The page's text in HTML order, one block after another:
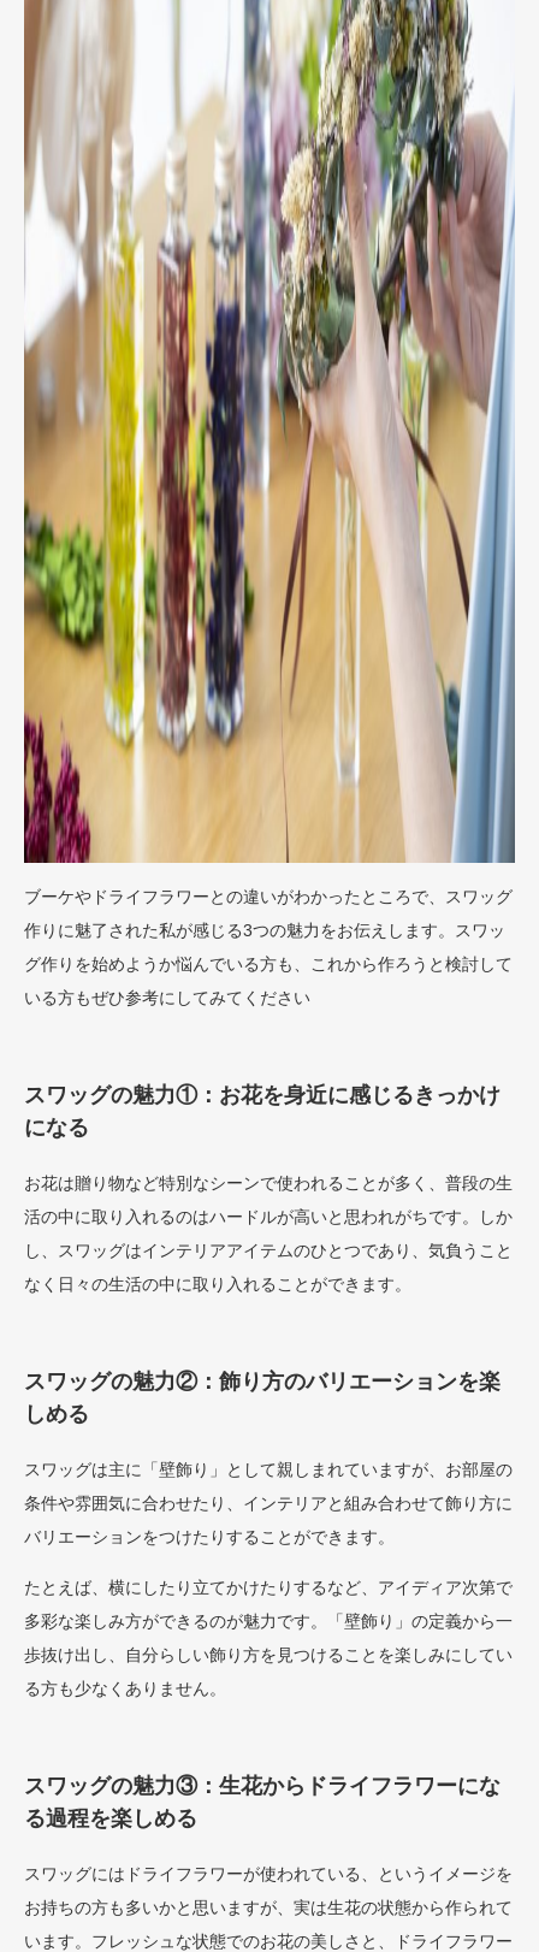
ブーケやドライフラワーとの違いがわかったところで、スワッグ
作りに魅了された私が感じる3つの魅力をお伝えします。スワッ
グ作りを始めようか悩んでいる方も、これから作ろうと検討して
いる方もぜひ参考にしてみてください
スワッグの魅力①：お花を身近に感じるきっかけ
になる
お花は贈り物など特別なシーンで使われることが多く、普段の生
活の中に取り入れるのはハードルが高いと思われがちです。しか
し、スワッグはインテリアアイテムのひとつであり、気負うこと
なく日々の生活の中に取り入れることができます。
スワッグの魅力②：飾り方のバリエーションを楽
しめる
スワッグは主に「壁飾り」として親しまれていますが、お部屋の
条件や雰囲気に合わせたり、インテリアと組み合わせて飾り方に
バリエーションをつけたりすることができます。
たとえば、横にしたり立てかけたりするなど、アイディア次第で
多彩な楽しみ方ができるのが魅力です。「壁飾り」の定義から一
歩抜け出し、自分らしい飾り方を見つけることを楽しみにしてい
る方も少なくありません。
スワッグの魅力③：生花からドライフラワーにな
る過程を楽しめる
スワッグにはドライフラワーが使われている、というイメージを
お持ちの方も多いかと思いますが、実は生花の状態から作られて
います。フレッシュな状態でのお花の美しさと、ドライフラワー